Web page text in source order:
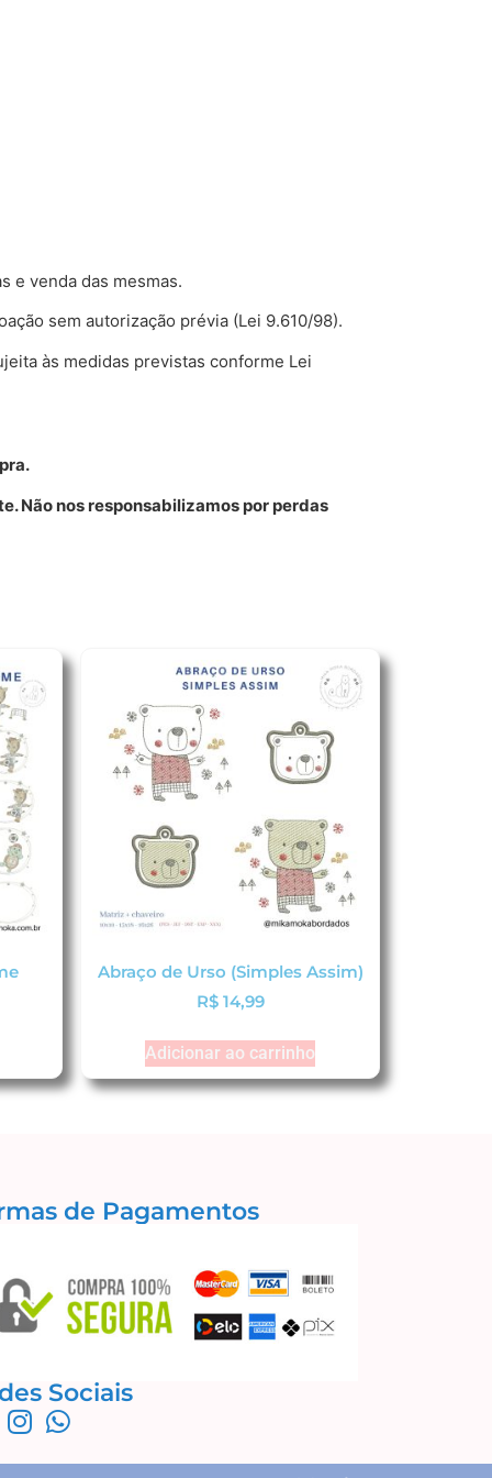
e venda das mesmas.
sem autorização prévia (Lei 9.610/98).
às medidas previstas conforme Lei
Não nos responsabilizamos por perdas
Abraço de Urso (Simples Assim)
R$14,99
Adicionar ao carrinho
de Pagamentos
Sociais